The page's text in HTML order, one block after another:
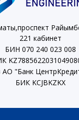
221 кабинет
БИН 070 240 023 008
АО "Банк
БИК KCJBKZKX